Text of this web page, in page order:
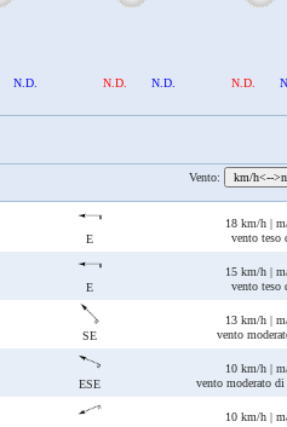
N.D. N.D. N.D. N.D.
Vento: km/h<--
E
18 km/h |
vento teso
E
15 km/h |
vento teso
SE
13 km/h |
vento
ESE
10 km/h |
vento moderato
10 km/h |